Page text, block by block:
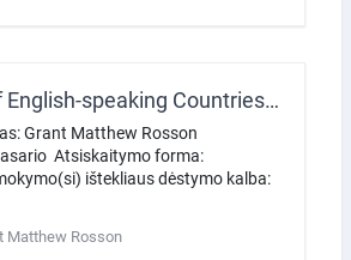
Literature of English-speaking Countries: 20th and 21st Centuries
Grant Matthew Rosson
Atsiskaitymo forma:
ištekliaus dėstymo kalba:
Matthew Rosson